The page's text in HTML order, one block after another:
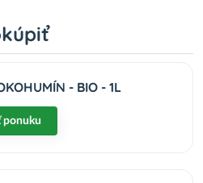
- BIO - 1L
ponuku